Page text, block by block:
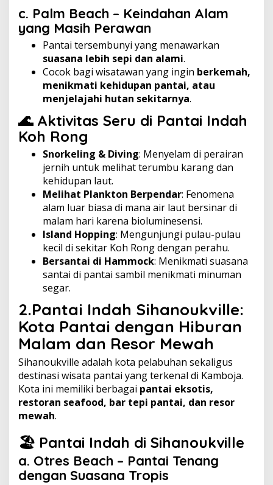
c. Palm Beach – Keindahan Alam
yang Masih Perawan
Pantai tersembunyi yang menawarkan
suasana lebih sepi dan alami.
Cocok bagi wisatawan yang ingin berkemah,
menikmati kehidupan pantai, atau
menjelajahi hutan sekitarnya.
🌊 Aktivitas Seru di Pantai Indah
Koh Rong
Snorkeling & Diving: Menyelam di perairan
jernih untuk melihat terumbu karang dan
kehidupan laut.
Melihat Plankton Berpendar: Fenomena
alam luar biasa di mana air laut bersinar di
malam hari karena bioluminesensi.
Island Hopping: Mengunjungi pulau-pulau
kecil di sekitar Koh Rong dengan perahu.
Bersantai di Hammock: Menikmati suasana
santai di pantai sambil menikmati minuman
segar.
2.Pantai Indah Sihanoukville:
Kota Pantai dengan Hiburan
Malam dan Resor Mewah
Sihanoukville adalah kota pelabuhan sekaligus
destinasi wisata pantai yang terkenal di Kamboja.
Kota ini memiliki berbagai pantai eksotis,
restoran seafood, bar tepi pantai, dan resor
mewah.
🏖️ Pantai Indah di Sihanoukville
a. Otres Beach – Pantai Tenang
dengan Suasana Tropis